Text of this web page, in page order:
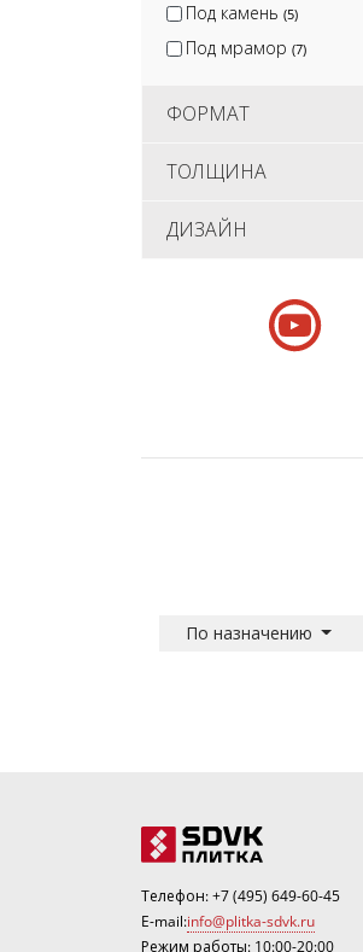
Под камень (5)
Под мрамор (7)
ФОРМАТ
ТОЛЩИНА
ДИЗАЙН
По назначению
Телефон:+7 (495) 649-60-45
E-mail:info@plitka-sdvk.ru
Режим работы: 10:00-20:00